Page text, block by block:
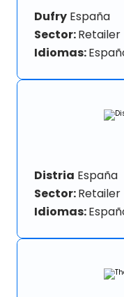
Dufry España
Sector:Retailer
Idiomas:
Distria España
Sector:Retailer
Idiomas: